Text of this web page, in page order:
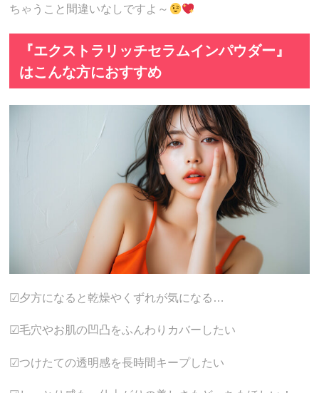
ちゃうこと間違いなしですよ～
『エクストラリッチセラムインパウダー』
はこんな方におすすめ
☑夕方になると乾燥やくずれが気になる…
☑毛穴やお肌の凹凸をふんわりカバーしたい
☑つけたての透明感を長時間キープしたい